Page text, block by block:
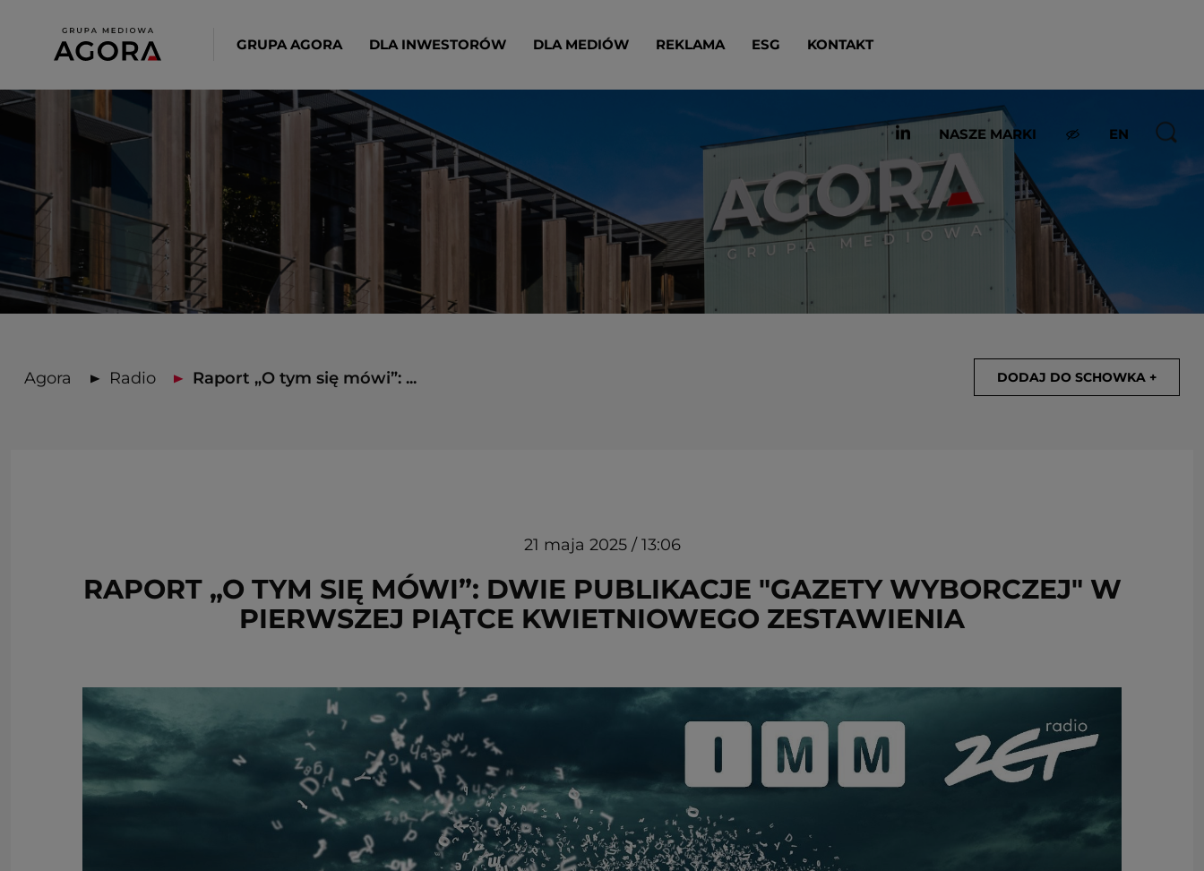
GRUPA AGORA DLA INWESTORÓW DLA MEDIÓW REKLAMA ESG KONTAKT
NASZE MARKI EN
Agora Radio Raport „O tym się mówi”: ... DODAJ DO SCHOWKA +
21 maja 2025 / 13:06
RAPORT „O TYM SIĘ MÓWI”: DWIE PUBLIKACJE "GAZETY WYBORCZEJ" W
PIERWSZEJ PIĄTCE KWIETNIOWEGO ZESTAWIENIA